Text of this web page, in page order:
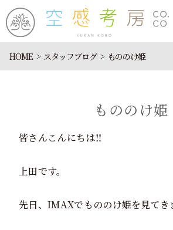
HOME スタッフブログ もののけ姫
もののけ姫
皆さんこんにちは‼
上田です。
先日、IMAXでもののけ姫を見てき